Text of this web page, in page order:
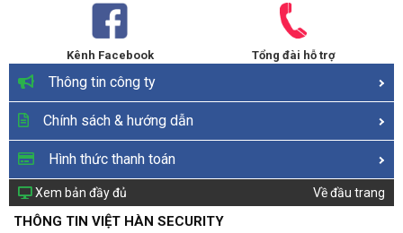
Kênh Facebook Tổng đài hỗ trợ
Thông tin công ty
Chính sách & hướng dẫn
Hình thức thanh toán
Xem bản đầy đủ Về đầu trang
THÔNG TIN VIỆT HÀN SECURITY